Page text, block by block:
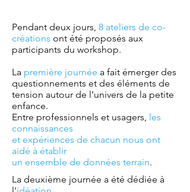
Pendant deux jours, 8 ateliers de co-
créations ont été proposés aux
participants du workshop.
La première journée a fait émerger des
questionnements et des éléments de
tension autour de l’univers de la petite
enfance.
Entre professionnels et usagers, les
connaissances
et expériences de chacun nous ont
aidé à établir
un ensemble de données terrain.
La deuxième journée a été dédiée à